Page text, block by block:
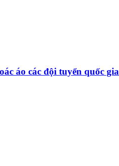
áo các đội tuyển quốc gia